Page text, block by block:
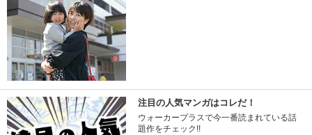
注目の人気マンガはコレだ！
ウォーカープラスで今一番読まれている話
題作をチェック!!